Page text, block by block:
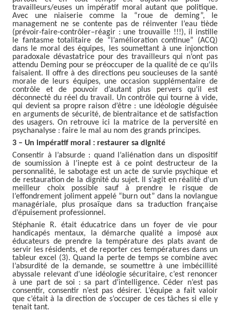
travailleurs/euses un impératif moral autant que politique.
Avec une niaiserie comme la “roue de deming”, le
management ne se contente pas de réinventer l’eau tiède
(prévoir-faire-contrôler–réagir : une trouvaille !!!), il instille
le fantasme totalitaire de “l’amélioration continue” (ACQ)
dans le moral des équipes, les soumettant à une injonction
paradoxale dévastatrice pour des travailleurs qui n’ont pas
attendu Deming pour se préoccuper de la qualité de ce qu’ils
faisaient. Il offre à des directions peu soucieuses de la santé
morale de leurs équipes, une occasion supplémentaire de
contrôle et de pouvoir d’autant plus pervers qu’il est
déconnecté du réel du travail. Un contrôle qui tourne à vide,
qui devient sa propre raison d’être : une idéologie déguisée
en arguments de sécurité, de bientraitance et de satisfaction
des usagers. On retrouve ici la matrice de la perversité en
psychanalyse : faire le mal au nom des grands principes.
3 – Un impératif moral : restaurer sa dignité
Consentir à l’absurde : quand l’aliénation dans un dispositif
de soumission à l’inepte est à ce point destructeur de la
personnalité, le sabotage est un acte de survie psychique et
de restauration de la dignité du sujet. Il s’agit en réalité d’un
meilleur choix possible sauf à prendre le risque de
l’effondrement joliment appelé “burn out” dans la novlangue
managériale, plus prosaïque dans sa traduction française
d’épuisement professionnel.
Stéphanie R. était éducatrice dans un foyer de vie pour
handicapés mentaux, la démarche qualité a imposé aux
éducateurs de prendre la température des plats avant de
servir les résidents, et de reporter ces températures dans un
tableur excel (3). Quand la perte de temps se combine avec
l’absurdité de la demande, se soumettre à une imbécillité
abyssale relevant d’une idéologie sécuritaire, c’est renoncer
à une part de soi : sa part d’intelligence. Céder n’est pas
consentir, consentir n’est pas désirer. L’équipe a fait valoir
que c’était à la direction de s’occuper de ces tâches si elle y
tenait tant.